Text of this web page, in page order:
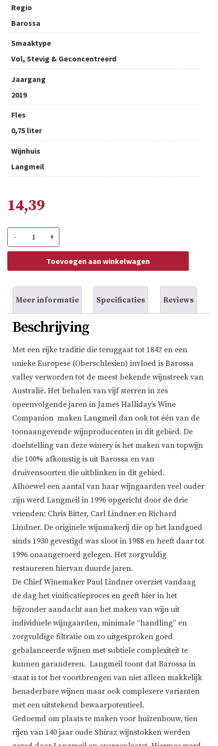
Regio
Barossa
Smaaktype
Vol, Stevig & Geconcentreerd
Jaargang
2019
Fles
0,75 liter
Wijnhuis
Langmeil
14,39
-
Hangin'
Snakes
+
Toevoegen aan winkelwagen
Meer informatie Specificaties Reviews
Beschrijving
Met een rijke traditie die teruggaat tot 1842 en een
unieke Europese (Oberschlesien) invloed is Barossa
valley verworden tot de meest bekende wijnstreek van
Australië. Het behalen van vijf sterren in zes
opeenvolgende jaren in James Halliday’s Wine
Companion maken Langmeil dan ook tot één van de
toonaangevende wijnproducenten in dit gebied. De
doelstelling van deze winery is het maken van topwijn
die 100% afkomstig is uit Barossa en van
druivensoorten die uitblinken in dit gebied.
Alhoewel een aantal van haar wijngaarden veel ouder
zijn werd Langmeil in 1996 opgericht door de drie
vrienden: Chris Bitter, Carl Lindner en Richard
Lindner. De originele wijnmakerij die op het landgoed
sinds 1930 gevestigd was sloot in 1988 en heeft daar tot
1996 onaangeroerd gelegen. Het zorgvuldig
restaureren hiervan duurde jaren.
De Chief Winemaker Paul Lindner overziet vandaag
de dag het vinificatieproces en geeft hier in het
bijzonder aandacht aan het maken van wijn uit
individuele wijngaarden, minimale “handling” en
zorgvuldige filtratie om zo uitgesproken goed
gebalanceerde wijnen met subtiele complexiteit te
kunnen garanderen. Langmeil toont dat Barossa in
staat is tot het voortbrengen van niet alleen makkelijk
benaderbare wijnen maar ook complexere varianten
met een uitstekend bewaarpotentieel.
Gedoemd om plaats te maken voor huizenbouw, tien
rijen van 140 jaar oude Shiraz wijnstokken werden